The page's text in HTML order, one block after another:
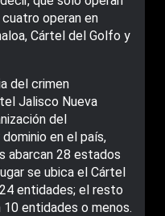
operan en
Cártel del Golfo y
del crimen
Jalisco Nueva
del
en el país,
abarcan 28 estados
se ubica el Cártel
entidades; el resto
entidades o menos.